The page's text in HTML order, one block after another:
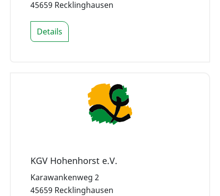
45659 Recklinghausen
Details
KGV Hohenhorst e.V.
Karawankenweg 2
45659 Recklinghausen